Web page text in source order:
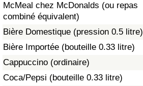
McMeal chez McDonalds (ou repas
combiné équivalent)
Bière Domestique (pression 0.5 litre)
Bière Importée (bouteille 0.33 litre)
Cappuccino (ordinaire)
Coca/Pepsi (bouteille 0.33 litre)
à Akaba
Criminalité
Indice de Criminalité (Actuel)
Indice de Criminalité
Indice de criminalité par pays